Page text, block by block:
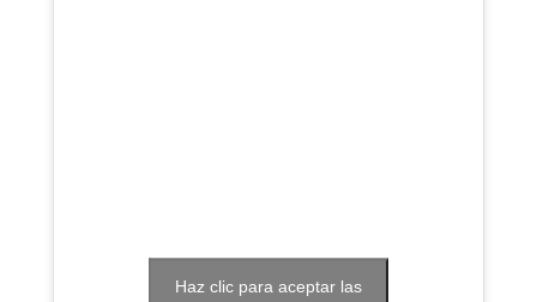
Haz clic para aceptar las